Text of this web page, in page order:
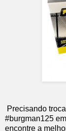
Precisando
#burgman125
encontre a